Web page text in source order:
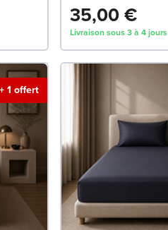
35,00 €
Livraison sous 3 à 4 jours
1 offert